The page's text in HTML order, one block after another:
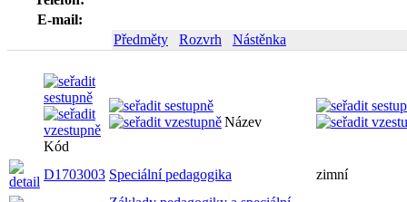
E-mail:
Předměty
Rozvrh Nástěnka
Kód
Název
D1703003 Speciální pedagogika zimní